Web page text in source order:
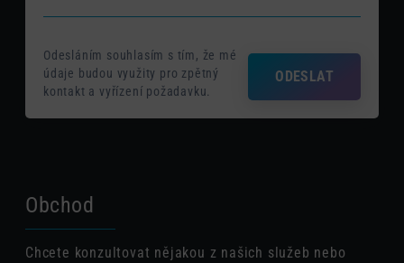
Odesláním souhlasím s tím, že mé
údaje budou využity pro zpětný
kontakt a vyřízení požadavku.
ODESLAT
Obchod
Chcete konzultovat nějakou z našich služeb nebo